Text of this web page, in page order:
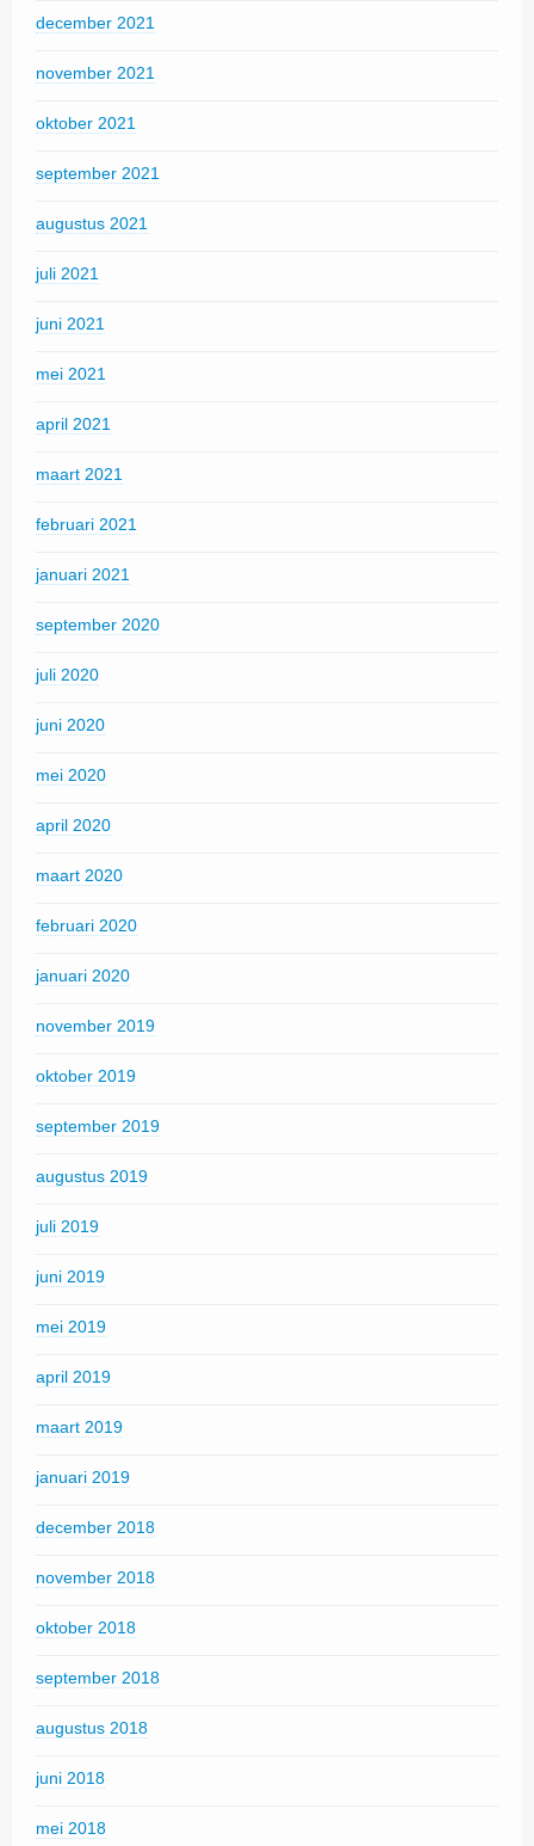
december 2021
november 2021
oktober 2021
september 2021
augustus 2021
juli 2021
juni 2021
mei 2021
april 2021
maart 2021
februari 2021
januari 2021
september 2020
juli 2020
juni 2020
mei 2020
april 2020
maart 2020
februari 2020
januari 2020
november 2019
oktober 2019
september 2019
augustus 2019
juli 2019
juni 2019
mei 2019
april 2019
maart 2019
januari 2019
december 2018
november 2018
oktober 2018
september 2018
augustus 2018
juni 2018
mei 2018